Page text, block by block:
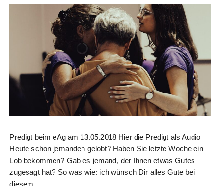
Predigt beim eAg am 13.05.2018 Hier die Predigt als Audio
Heute schon jemanden gelobt? Haben Sie letzte Woche ein
Lob bekommen? Gab es jemand, der Ihnen etwas Gutes
zugesagt hat? So was wie: ich wünsch Dir alles Gute bei
diesem…